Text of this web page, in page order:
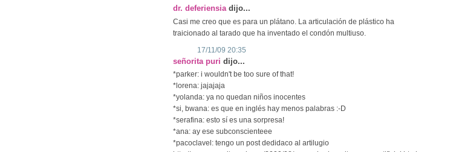
dr. deferiensia dijo...
Casi me creo que es para un plátano. La articulación de plástico ha
traicionado al tarado que ha inventado el condón multiuso.
17/11/09 20:35
señorita puri dijo...
*parker: i wouldn't be too sure of that!
*lorena: jajajaja
*yolanda: ya no quedan niños inocentes
*si, bwana: es que en inglés hay menos palabras :-D
*serafina: esto sí es una sorpresa!
*ana: ay ese subconscienteee
*pacoclavel: tengo un post dedidaco al artilugio